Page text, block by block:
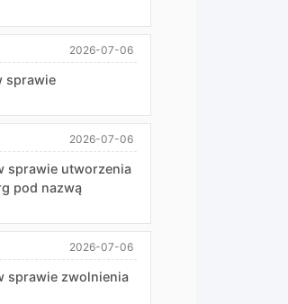
2026-07-06
sprawie
2026-07-06
sprawie utworzenia
pod nazwą
2026-07-06
sprawie zwolnienia